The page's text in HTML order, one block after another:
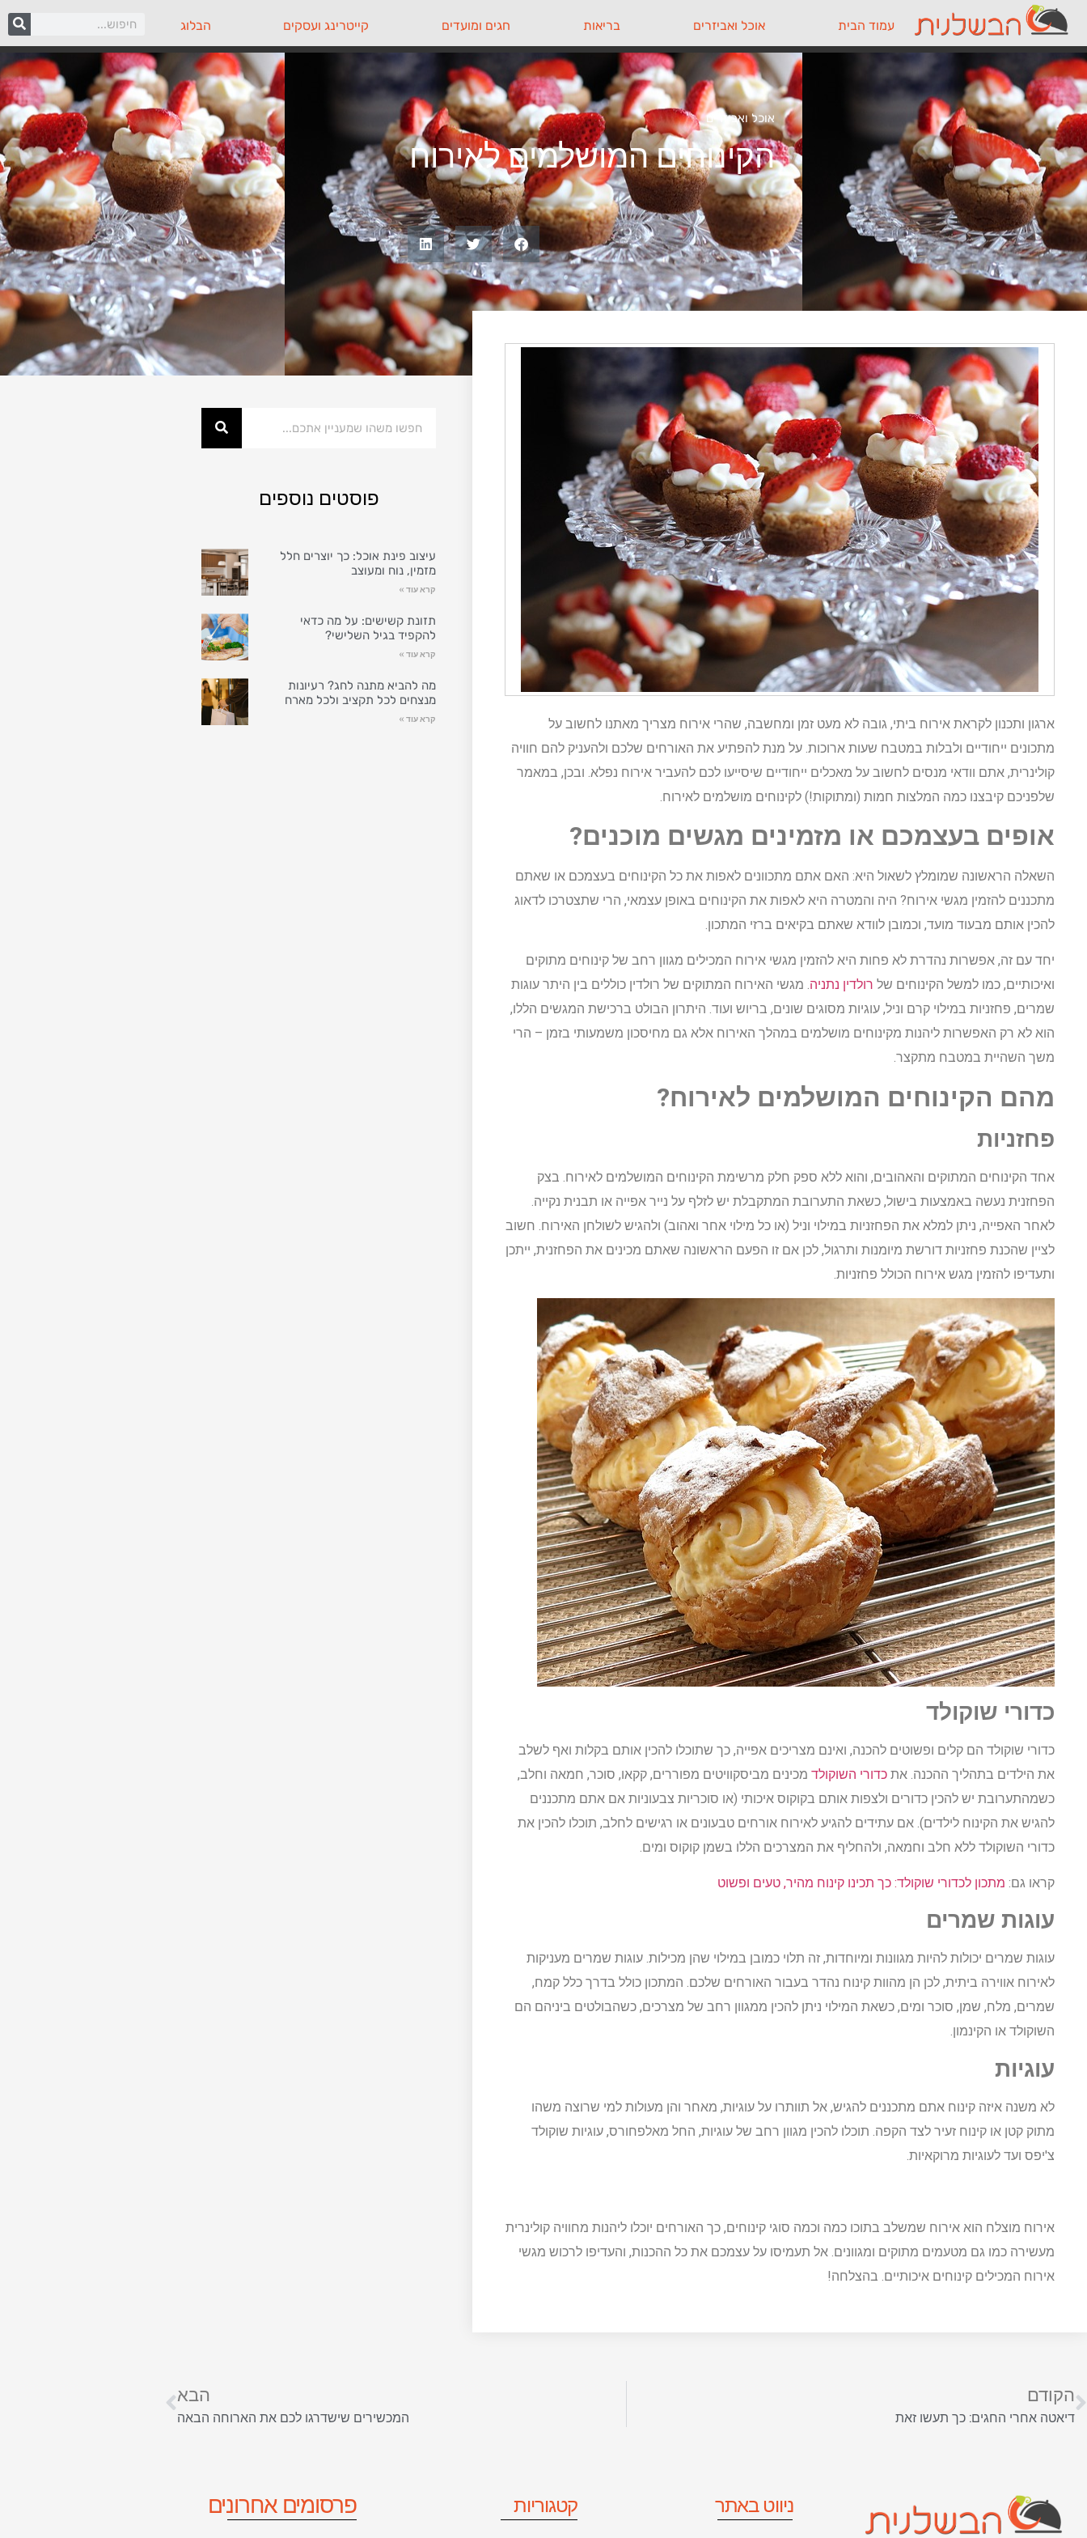
עמוד הבית אוכל ואביזרים בריאות חגים ומועדים קייטרינג ועסקים הבלוג
אוכל ואביזרים
הקינוחים המושלמים לאירוח
ארגון ותכנון לקראת אירוח ביתי, גובה לא מעט זמן ומחשבה, שהרי אירוח מצריך מאתנו לחשוב על
מתכונים ייחודיים ולבלות במטבח שעות ארוכות. על מנת להפתיע את האורחים שלכם ולהעניק להם חוויה
קולינרית, אתם וודאי מנסים לחשוב על מאכלים ייחודיים שיסייעו לכם להעביר אירוח נפלא. ובכן, במאמר
שלפניכם קיבצנו כמה המלצות חמות (ומתוקות!) לקינוחים מושלמים לאירוח.
אופים בעצמכם או מזמינים מגשים מוכנים?
השאלה הראשונה שמומלץ לשאול היא: האם אתם מתכוונים לאפות את כל הקינוחים בעצמכם או שאתם
מתכננים להזמין מגשי אירוח? היה והמטרה היא לאפות את הקינוחים באופן עצמאי, הרי שתצטרכו לדאוג
להכין אותם מבעוד מועד, וכמובן לוודא שאתם בקיאים ברזי המתכון.
יחד עם זה, אפשרות נהדרת לא פחות היא להזמין מגשי אירוח המכילים מגוון רחב של קינוחים מתוקים
ואיכותיים, כמו למשל הקינוחים של רולדין נתניה. מגשי האירוח המתוקים של רולדין כוללים בין היתר עוגות
שמרים, פחזניות במילוי קרם וניל, עוגיות מסוגים שונים, בריוש ועוד. היתרון הבולט ברכישת המגשים הללו,
הוא לא רק האפשרות ליהנות מקינוחים מושלמים במהלך האירוח אלא גם מחיסכון משמעותי בזמן – הרי
משך השהיית במטבח מתקצר.
מהם הקינוחים המושלמים לאירוח?
פחזניות
אחד הקינוחים המתוקים והאהובים, והוא ללא ספק חלק מרשימת הקינוחים המושלמים לאירוח. בצק
הפחזנית נעשה באמצעות בישול, כשאת התערובת המתקבלת יש לזלף על נייר אפייה או תבנית נקייה.
לאחר האפייה, ניתן למלא את הפחזניות במילוי וניל (או כל מילוי אחר ואהוב) ולהגיש לשולחן האירוח. חשוב
לציין שהכנת פחזניות דורשת מיומנות ותרגול, לכן אם זו הפעם הראשונה שאתם מכינים את הפחזנית, ייתכן
ותעדיפו להזמין מגש אירוח הכולל פחזניות.
כדורי שוקולד
כדורי שוקולד הם קלים ופשוטים להכנה, ואינם מצריכים אפייה, כך שתוכלו להכין אותם בקלות ואף לשלב
את הילדים בתהליך ההכנה. את כדורי השוקולד מכינים מביסקוויטים מפוררים, קקאו, סוכר, חמאה וחלב,
כשמהתערובת יש להכין כדורים ולצפות אותם בקוקוס איכותי (או סוכריות צבעוניות אם אתם מתכננים
להגיש את הקינוח לילדים). אם עתידים להגיע לאירוח אורחים טבעונים או רגישים לחלב, תוכלו להכין את
כדורי השוקולד ללא חלב וחמאה, ולהחליף את המצרכים הללו בשמן קוקוס ומים.
קראו גם: מתכון לכדורי שוקולד: כך תכינו קינוח מהיר, טעים ופשוט
עוגות שמרים
עוגות שמרים יכולות להיות מגוונות ומיוחדות, זה תלוי כמובן במילוי שהן מכילות. עוגות שמרים מעניקות
לאירוח אווירה ביתית, לכן הן מהוות קינוח נהדר בעבור האורחים שלכם. המתכון כולל בדרך כלל קמח,
שמרים, מלח, שמן, סוכר ומים, כשאת המילוי ניתן להכין ממגוון רחב של מצרכים, כשהבולטים ביניהם הם
השוקולד או הקינמון.
עוגיות
לא משנה איזה קינוח אתם מתכננים להגיש, אל תוותרו על עוגיות, מאחר והן מעולות למי שרוצה משהו
מתוק קטן או קינוח זעיר לצד הקפה. תוכלו להכין מגוון רחב של עוגיות, החל מאלפחורס, עוגיות שוקולד
צ'יפס ועד לעוגיות מרוקאיות.
אירוח מוצלח הוא אירוח שמשלב בתוכו כמה וכמה סוגי קינוחים, כך האורחים יוכלו ליהנות מחוויה קולינרית
מעשירה כמו גם מטעמים מתוקים ומגוונים. אל תעמיסו על עצמכם את כל ההכנות, והעדיפו לרכוש מגשי
אירוח המכילים קינוחים איכותיים. בהצלחה!
פוסטים נוספים
עיצוב פינת אוכל: כך יוצרים חלל
מזמין, נוח ומעוצב
קרא עוד »
תזונת קשישים: על מה כדאי
להקפיד בגיל השלישי?
קרא עוד »
מה להביא מתנה לחג? רעיונות
מנצחים לכל תקציב ולכל מארח
קרא עוד »
הקודם
דיאטה אחרי החגים: כך תעשו זאת
הבא
המכשירים שישדרגו לכם את הארוחה הבאה
ניווט באתר קטגוריות פרסומים אחרונים